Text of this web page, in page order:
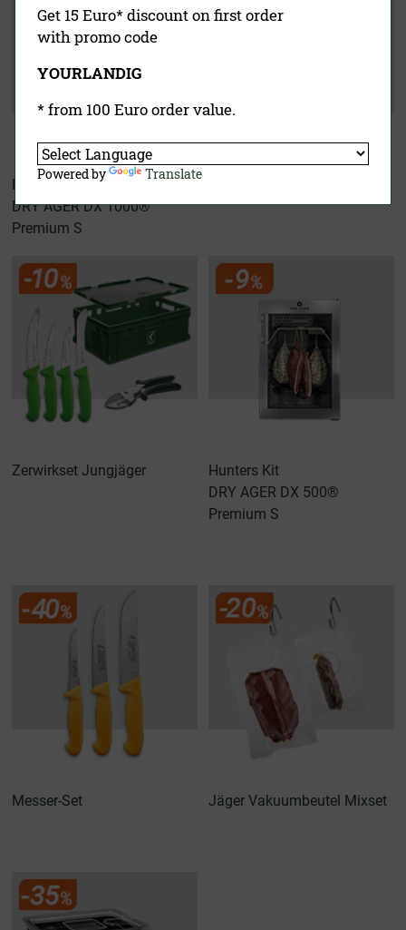
Hunters Kit
DRY AGER DX 1000®
Premium S
Zerwirkset Jungjäger
Hunters Kit
DRY AGER DX 500®
Premium S
Messer-Set Jäger Vakuumbeutel Mixset
Get 15 Euro* discount on first order
with promo code
YOURLANDIG
* from 100 Euro order value.
Powered by Translate